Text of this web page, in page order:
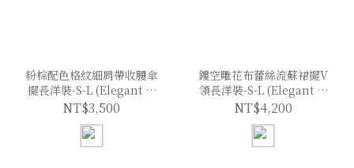
粉棕配色格紋細肩帶收腰傘
擺長洋裝-S-L (Elegant &
Love)
NT$3,500
鏤空雕花布蕾絲流蘇裙擺V
領長洋裝-S-L (Elegant &
Love)
NT$4,200